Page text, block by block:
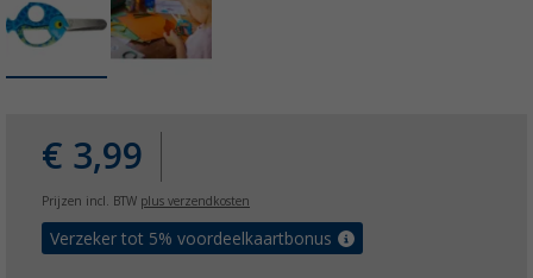
€ 3,99
Prijzen incl. BTW plus verzendkosten
Verzeker tot 5% voordeelkaartbonus